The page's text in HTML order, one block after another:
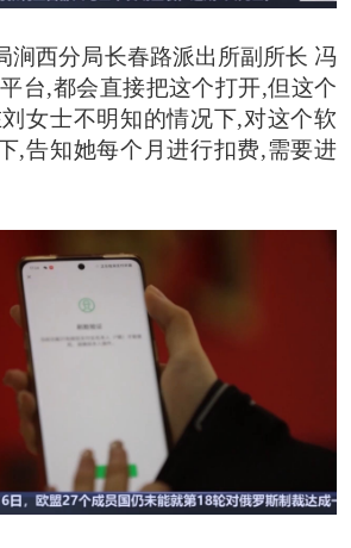
涧西分局长春路派出所副所长 冯
台,都会直接把这个打开,但这个
女士不明知的情况下,对这个软
,告知她每个月进行扣费,需要进